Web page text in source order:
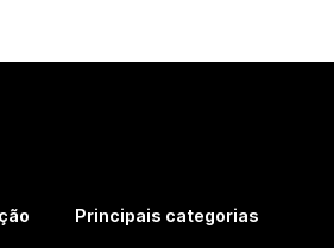
Principais categorias